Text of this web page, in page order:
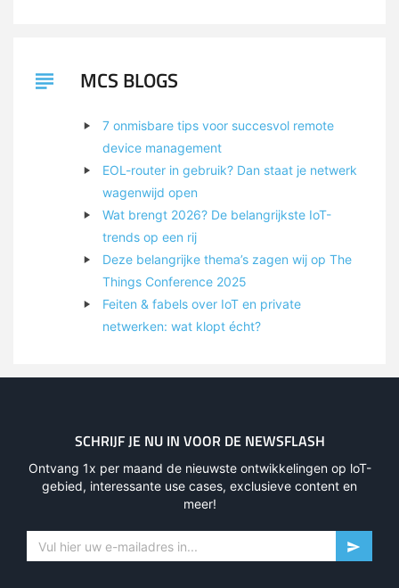
MCS BLOGS
7 onmisbare tips voor succesvol remote
device management
EOL-router in gebruik? Dan staat je netwerk
wagenwijd open
Wat brengt 2026? De belangrijkste IoT-
trends op een rij
Deze belangrijke thema’s zagen wij op The
Things Conference 2025
Feiten & fabels over IoT en private
netwerken: wat klopt écht?
SCHRIJF JE NU IN VOOR DE NEWSFLASH
Ontvang 1x per maand de nieuwste ontwikkelingen op loT-
gebied, interessante use cases, exclusieve content en
meer!